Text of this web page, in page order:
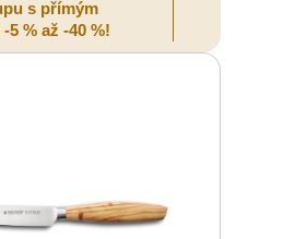
s přímým
5 % až -40 %!